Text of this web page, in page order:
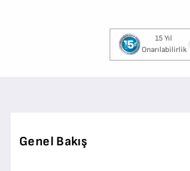
15 Yıl
Onarılabilirlik
Genel Bakış